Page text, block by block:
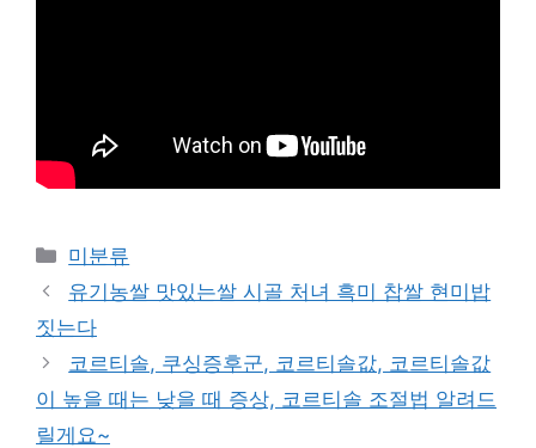
Categories
미분류
유기농쌀 맛있는쌀 시골 처녀 흑미 찹쌀 현미밥
짓는다
코르티솔, 쿠싱증후군, 코르티솔값, 코르티솔값
이 높을 때는 낮을 때 증상, 코르티솔 조절법 알려드
릴게요~